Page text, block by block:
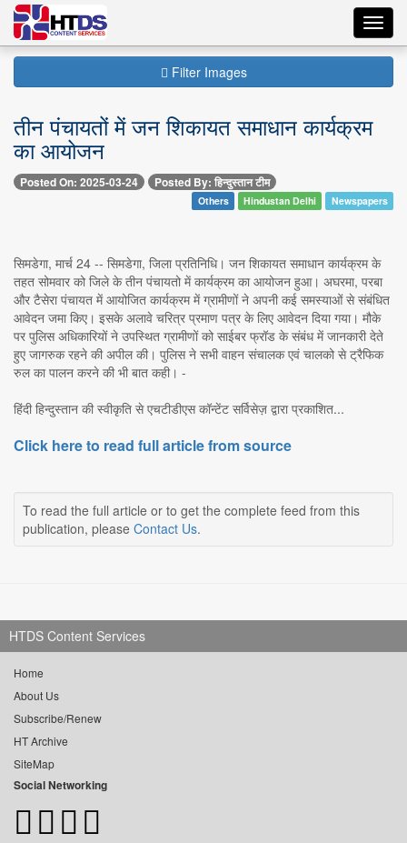
Filter Images
तीन पंचायतों में जन शिकायत समाधान कार्यक्रम
का आयोजन
Posted On: 2025-03-24 Posted By: हिन्दुस्तान टीम
Others Hindustan Delhi Newspapers
सिमडेगा, मार्च 24 -- सिमडेगा, जिला प्रतिनिधि। जन शिकायत समाधान कार्यक्रम के
तहत सोमवार को जिले के तीन पंचायतो में कार्यक्रम का आयोजन हुआ। अघरमा, परबा
और टैसेरा पंचायत में आयोजित कार्यक्रम में ग्रामीणों ने अपनी कई समस्याओं से संबंधित
आवेदन जमा किए। इसके अलावे चरित्र प्रमाण पत्र के लिए आवेदन दिया गया। मौके
पर पुलिस अधिकारियों ने उपस्थित ग्रामीणों को साईबर फ्रॉड के संबंध में जानकारी देते
हुए जागरुक रहने की अपील की। पुलिस ने सभी वाहन संचालक एवं चालको से ट्रैफिक
रुल का पालन करने की भी बात कही। -
हिंदी हिन्दुस्तान की स्वीकृति से एचटीडीएस कॉन्टेंट सर्विसेज़ द्वारा प्रकाशित...
Click here to read full article from source
To read the full article or to get the complete feed from this
publication, please Contact Us.
HTDS Content Services
Home
About Us
Subscribe/Renew
HT Archive
SiteMap
Social Networking